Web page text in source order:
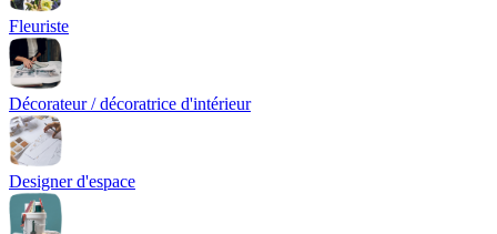
Fleuriste
Décorateur / décoratrice d'intérieur
Designer d'espace